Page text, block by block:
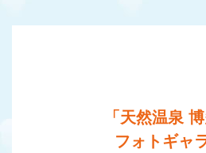
「天然温泉
フォトギャ